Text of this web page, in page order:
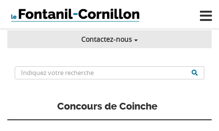
Contactez-nous
Concours de Coinche